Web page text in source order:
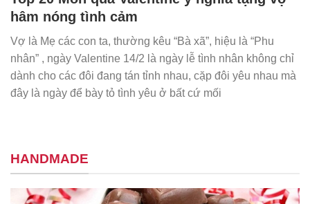
hâm nóng tình cảm
Vợ là Mẹ các con ta, thường kêu “Bà xã”, hiệu là “Phu
nhân” , ngày Valentine 14/2 là ngày lễ tình nhân không chỉ
dành cho các đôi đang tán tỉnh nhau, cặp đôi yêu nhau mà
đây là ngày để bày tỏ tình yêu ở bất cứ mối
HANDMADE